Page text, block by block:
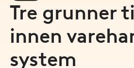
Tre grunner
innen
system